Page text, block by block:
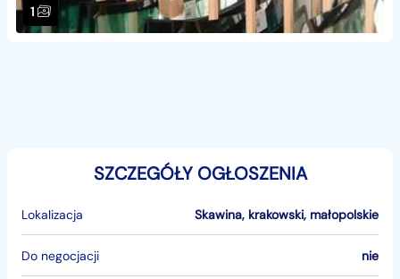
1
SZCZEGÓŁY OGŁOSZENIA
Lokalizacja Skawina, krakowski, małopolskie
Do negocjacji nie